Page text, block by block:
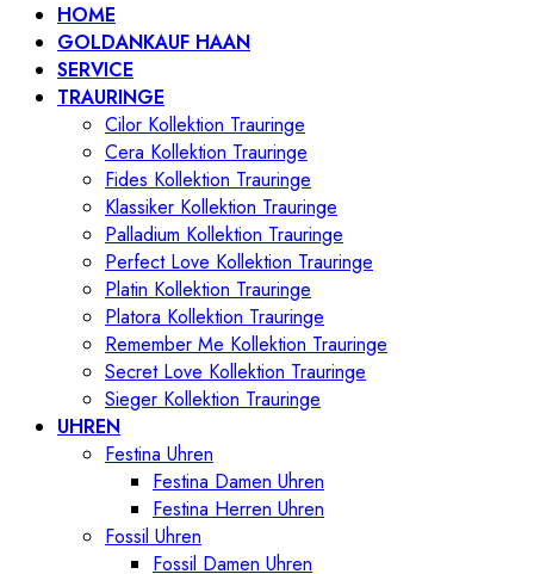
HOME
GOLDANKAUF HAAN
SERVICE
TRAURINGE
Cilor Kollektion Trauringe
Cera Kollektion Trauringe
Fides Kollektion Trauringe
Klassiker Kollektion Trauringe
Palladium Kollektion Trauringe
Perfect Love Kollektion Trauringe
Platin Kollektion Trauringe
Platora Kollektion Trauringe
Remember Me Kollektion Trauringe
Secret Love Kollektion Trauringe
Sieger Kollektion Trauringe
UHREN
Festina Uhren
Festina Damen Uhren
Festina Herren Uhren
Fossil Uhren
Fossil Damen Uhren